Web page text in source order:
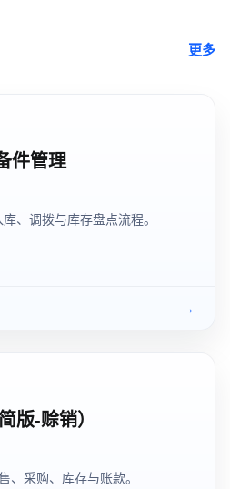
更多
件管理
、调拨与库存盘点流程。
→
版-赊销）
、采购、库存与账款。